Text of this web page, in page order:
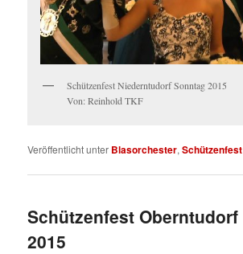
Schützenfest Niederntudorf Sonntag 2015
Von: Reinhold TKF
Veröffentlicht unter Blasorchester,Schützenfest
Schützenfest Oberntudorf
2015